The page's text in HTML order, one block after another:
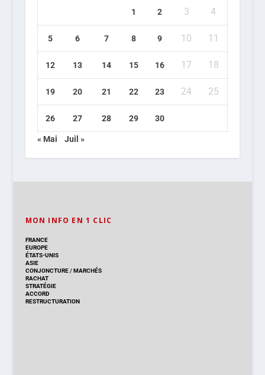
1 2 3 4
5 6 7 8 9 10 11
12 13 14 15 16 17 18
19 20 21 22 23 24 25
26 27 28 29 30
« Mai Juil »
MON INFO EN 1 CLIC
FRANCE
EUROPE
ÉTATS-UNIS
ASIE
CONJONCTURE/MARCHÉS
RACHAT
STRATÉGIE
ACCORD
RESTRUCTURATION